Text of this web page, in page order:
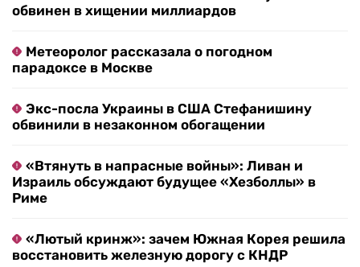
обвинен в хищении миллиардов
Метеоролог рассказала о погодном
парадоксе в Москве
Экс-посла Украины в США Стефанишину
обвинили в незаконном обогащении
«Втянуть в напрасные войны»: Ливан и
Израиль обсуждают будущее «Хезболлы» в
Риме
«Лютый кринж»: зачем Южная Корея решила
восстановить железную дорогу с КНДР